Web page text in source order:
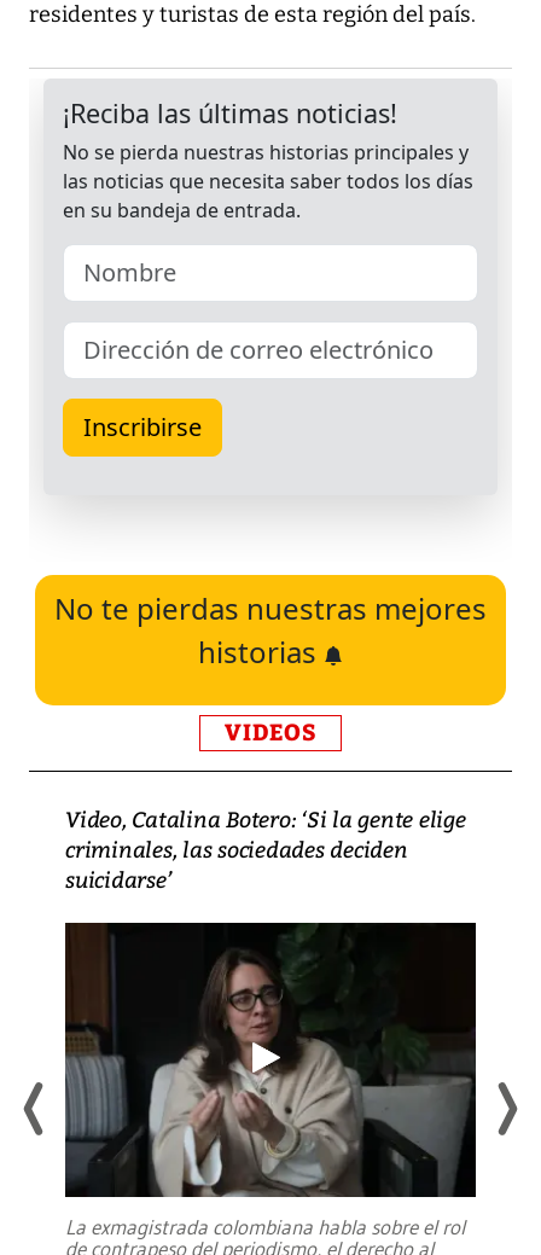
residentes y turistas de esta región del país.
No te pierdas nuestras mejores
historias
VIDEOS
Video, Catalina Botero: ‘Si la gente elige
criminales, las sociedades deciden
suicidarse’
La exmagistrada colombiana habla sobre el rol
de contrapeso del periodismo, el derecho al